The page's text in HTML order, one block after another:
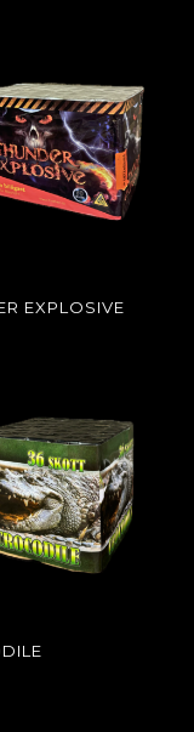
EXPLOSIVE